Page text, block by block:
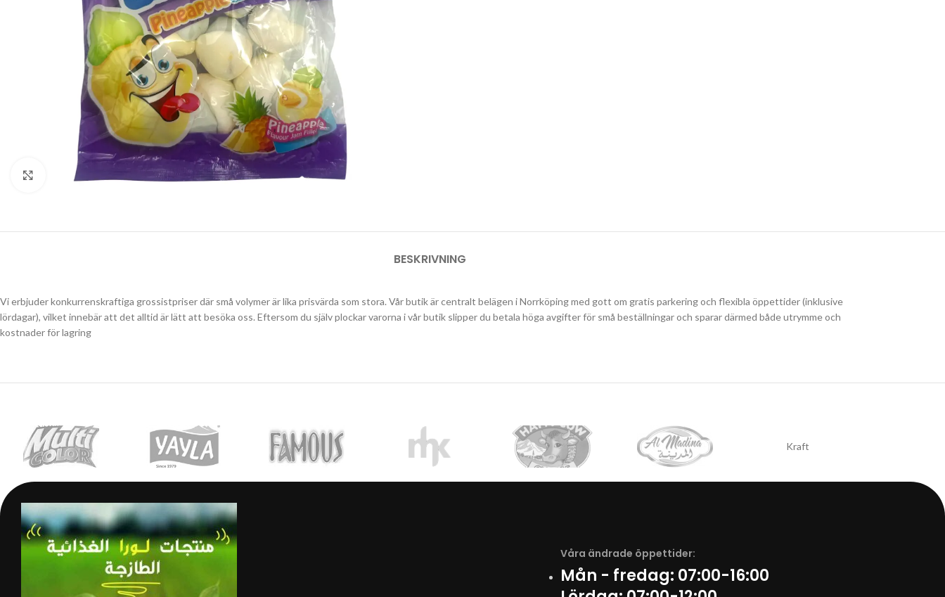
Click to enlarge
BESKRIVNING
Vi erbjuder konkurrenskraftiga grossistpriser där små volymer är lika prisvärda som stora. Vår butik är centralt belägen i Norrköping med gott om gratis parkering och flexibla öppettider (inklusive
lördagar), vilket innebär att det alltid är lätt att besöka oss. Eftersom du själv plockar varorna i vår butik slipper du betala höga avgifter för små beställningar och sparar därmed både utrymme och
kostnader för lagring
Kraft
Våra ändrade öppettider:
Mån - fredag: 07:00-16:00